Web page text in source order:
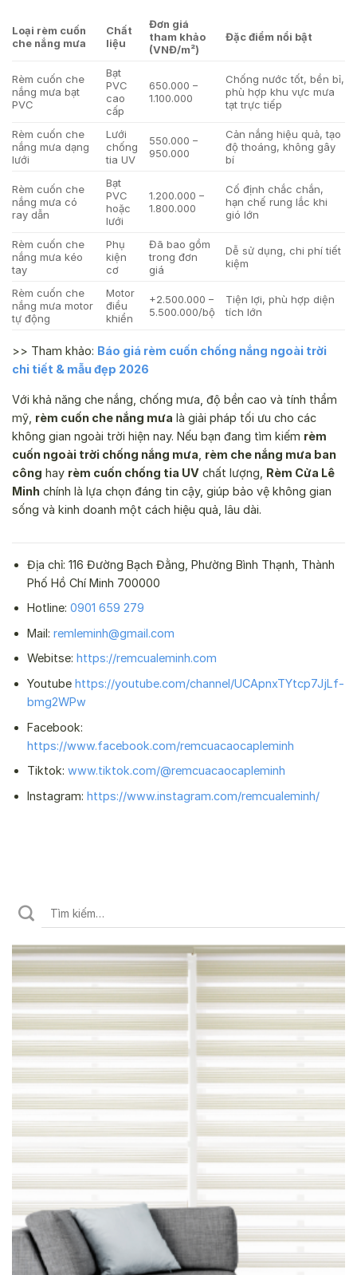
Loại rèm cuốn
che nắng mưa
Chất
liệu
Đơn giá
tham khảo
(VNĐ/m²)
Đặc điểm nổi bật
Rèm cuốn che
nắng mưa bạt
PVC
Bạt
PVC
cao
cấp
650.000 –
1.100.000
Chống nước tốt, bền bỉ,
phù hợp khu vực mưa
tạt trực tiếp
Rèm cuốn che
nắng mưa dạng
lưới
Lưới
chống
tia UV
550.000 –
950.000
Cản nắng hiệu quả, tạo
độ thoáng, không gây
bí
Rèm cuốn che
nắng mưa có
ray dẫn
Bạt
PVC
hoặc
lưới
1.200.000 –
1.800.000
Cố định chắc chắn,
hạn chế rung lắc khi
gió lớn
Rèm cuốn che
nắng mưa kéo
tay
Phụ
kiện
cơ
Đã bao gồm
trong đơn
giá
Dễ sử dụng, chi phí tiết
kiệm
Rèm cuốn che
nắng mưa motor
tự động
Motor
điều
khiển
+2.500.000 –
5.500.000/bộ
Tiện lợi, phù hợp diện
tích lớn
>> Tham khảo: Báo giá rèm cuốn chống nắng ngoài trời
chi tiết & mẫu đẹp 2026
Với khả năng che nắng, chống mưa, độ bền cao và tính thẩm
mỹ, rèm cuốn che nắng mưa là giải pháp tối ưu cho các
không gian ngoài trời hiện nay. Nếu bạn đang tìm kiếm rèm
cuốn ngoài trời chống nắng mưa rèm che nắng mưa ban
công hay rèm cuốn chống tia UV chất lượng, Rèm Cửa Lê
Minh chính là lựa chọn đáng tin cậy, giúp bảo vệ không gian
sống và kinh doanh một cách hiệu quả, lâu dài.
Địa chỉ: 116 Đường Bạch Đằng, Phường Bình Thạnh, Thành
Phố Hồ Chí Minh 700000
Hotline: 0901 659 279
Mail: remleminh@gmail.com
Webitse: https://remcualeminh.com
Youtube https://youtube.com/channel/UCApnxTYtcp7JjLf-
bmg2WPw
Facebook:
https://www.facebook.com/remcuacaocapleminh
Tiktok: www.tiktok.com/@remcuacaocapleminh
Instagram: https://www.instagram.com/remcualeminh/